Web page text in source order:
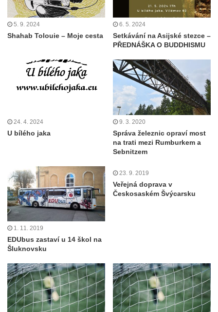
5. 9. 2024
Shahab Tolouie – Moje cesta
6. 5. 2024
Setkávání na Asijské stezce –
PŘEDNÁŠKA O BUDDHISMU
24. 4. 2024
U bílého jaka
9. 3. 2020
Správa železnic opraví most
na trati mezi Rumburkem a
Sebnitzem
1. 11. 2019
EDUbus zastaví u 14 škol na
Šluknovsku
23. 9. 2019
Veřejná doprava v
Českosaském Švýcarsku